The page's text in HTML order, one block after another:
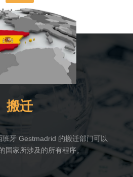
搬迁
牙 Gestmadrid 的搬迁部门可以
国家所涉及的所有程序。